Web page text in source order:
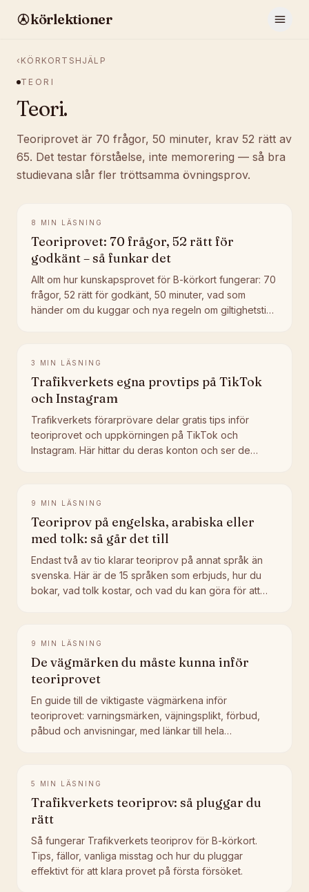
körlektioner
‹ KÖRKORTSHJÄLP
TEORI
Teori.
Teoriprovet är 70 frågor, 50 minuter, krav 52 rätt av
65. Det testar förståelse, inte memorering — så bra
studievana slår fler tröttsamma övningsprov.
8 MIN LÄSNING
Teoriprovet: 70 frågor, 52 rätt för
godkänt – så funkar det
Allt om hur kunskapsprovet för B-körkort fungerar: 70
frågor, 52 rätt för godkänt, 50 minuter, vad som
händer om du kuggar och nya regeln om giltighetstid
3 MIN LÄSNING
Trafikverkets egna provtips på TikTok
och Instagram
Trafikverkets förarprövare delar gratis tips inför
teoriprovet och uppkörningen på TikTok och
Instagram. Här hittar du deras konton och ser de
9 MIN LÄSNING
Teoriprov på engelska, arabiska eller
med tolk: så går det till
Endast två av tio klarar teoriprov på annat språk än
svenska. Här är de 15 språken som erbjuds, hur du
bokar, vad tolk kostar, och vad du kan göra för att
9 MIN LÄSNING
De vägmärken du måste kunna inför
teoriprovet
En guide till de viktigaste vägmärkena inför
teoriprovet: varningsmärken, väjningsplikt, förbud,
påbud och anvisningar, med länkar till hela
5 MIN LÄSNING
Trafikverkets teoriprov: så pluggar du
rätt
Så fungerar Trafikverkets teoriprov för B-körkort.
Tips, fällor, vanliga misstag och hur du pluggar
effektivt för att klara provet på första försöket.